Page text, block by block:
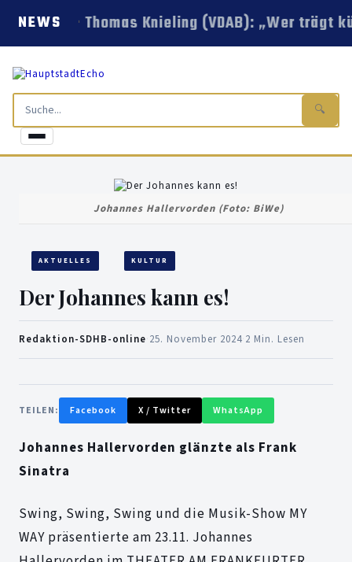
NEWS Thomas Knieling (VDAB): „Wer trägt
🔍
Johannes Hallervorden (Foto: BiWe)
AKTUELLES KULTUR
Der Johannes kann es!
Redaktion-SDHB-online 25. November 2024 2 Min. Lesen
TEILEN: Facebook X / Twitter WhatsApp
Johannes Hallervorden glänzte als Frank
Sinatra
Swing, Swing, Swing und die Musik-Show MY
WAY präsentierte am 23.11. Johannes